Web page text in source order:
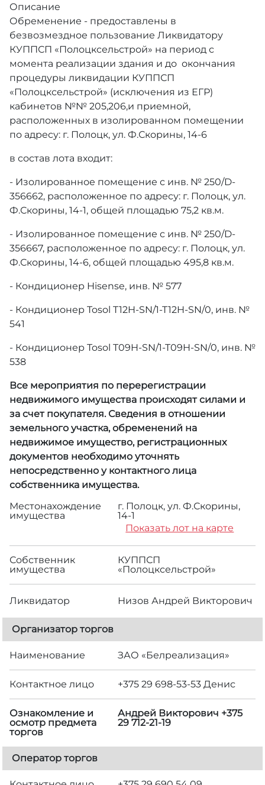
Описание
Обременение - предоставлены в
безвозмездное пользование Ликвидатору
КУППСП «Полоцксельстрой» на период с
момента реализации здания и до окончания
процедуры ликвидации КУППСП
«Полоцксельстрой» (исключения из ЕГР)
кабинетов №№ 205,206,и приемной,
расположенных в изолированном помещении
по адресу: г. Полоцк, ул. Ф.Скорины, 14-6
в состав лота входит:
- Изолированное помещение с инв. № 250/D-
356662, расположенное по адресу: г. Полоцк, ул.
Ф.Скорины, 14-1, общей площадью 75,2 кв.м.
- Изолированное помещение с инв. № 250/D-
356667, расположенное по адресу: г. Полоцк, ул.
Ф.Скорины, 14-6, общей площадью 495,8 кв.м.
- Кондиционер Hisense, инв. № 577
- Кондиционер Tosol T12H-SN/1-T12H-SN/0, инв. №
541
- Кондиционер Tosol T09H-SN/1-T09H-SN/0, инв. №
538
Все мероприятия по перерегистрации
недвижимого имущества происходят силами и
за счет покупателя. Сведения в отношении
земельного участка, обременений на
недвижимое имущество, регистрационных
документов необходимо уточнять
непосредственно у контактного лица
собственника имущества.
Местонахождение
имущества
г. Полоцк, ул. Ф.Скорины,
14-1
Показать лот на карте
Собственник
имущества
КУППСП
«Полоцксельстрой»
Ликвидатор Низов Андрей Викторович
Организатор торгов
Наименование ЗАО «Белреализация»
Контактное лицо +375 29 698-53-53 Денис
Ознакомление и
осмотр предмета
торгов
Андрей Викторович +375
29 712-21-19
Оператор торгов